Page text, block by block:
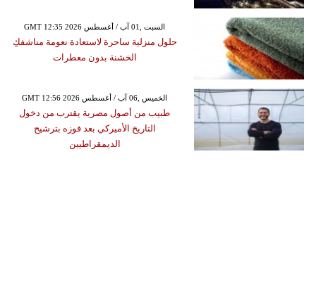
GMT 12:35 2026 السبت ,01 آب / أغسطس
حلول منزلية ساحرة لاستعادة نعومة مناشفكِ
الخشنة بدون معطرات
GMT 12:56 2026 الخميس ,06 آب / أغسطس
طبيب من أصول مصرية يقترب من دخول
التاريخ الأميركي بعد فوزه بترشيح
الديمقراطيين